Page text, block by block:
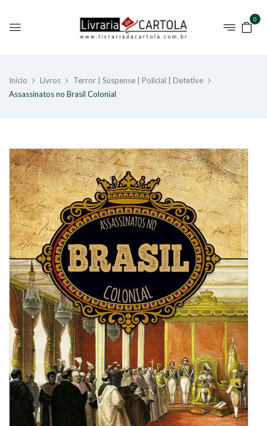
0
Início Livros
Terror | Suspense | Policial | Detetive
Assassinatos no Brasil Colonial